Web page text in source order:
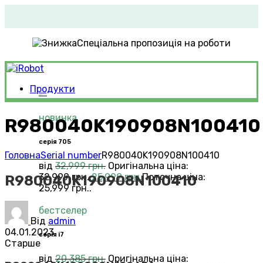
Спеціальна пропозиція на роботи
Продукти
новинка
серія 705
від 32,999грн. Оригінальна ціна:
32,999 грн..25,999грн.Поточна ціна:
25,999 грн..
бестселер
серія i7
від 20,385грн. Оригінальна ціна:
R980040K190908N100410
ГоловнаSerial numberR980040K190908N100410
R980040K190908N100410
Від admin
04.01.2023
Старше